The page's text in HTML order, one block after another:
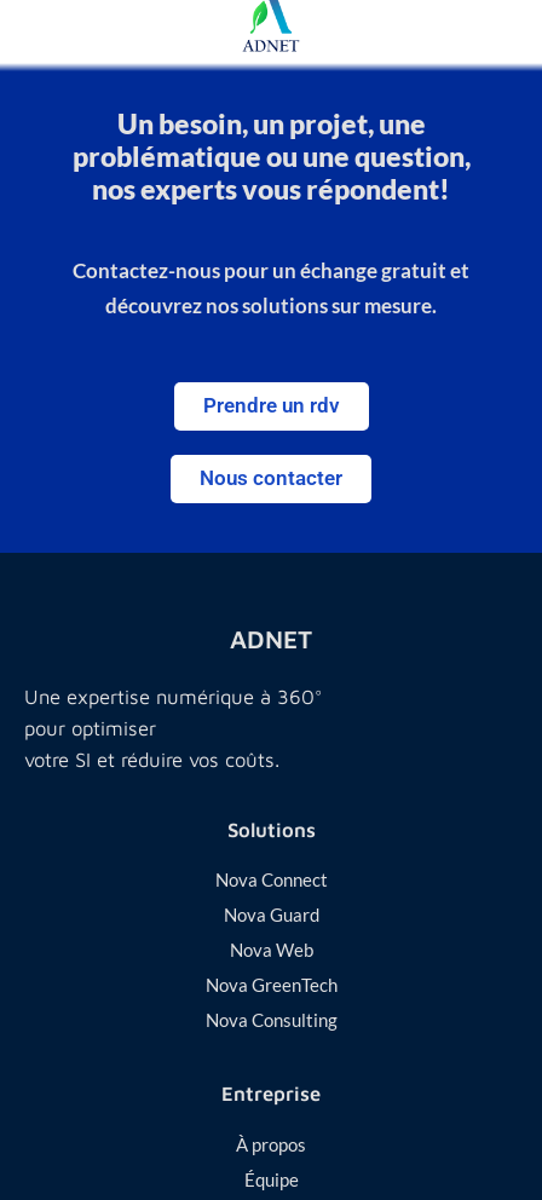
Un besoin, un projet, une
problématique ou une question,
nos experts vous répondent!
Contactez-nous pour un échange gratuit et
découvrez nos solutions sur mesure.
Prendre un rdv
Nous contacter
ADNET
Une expertise numérique à 360°
pour optimiser
votre SI et réduire vos coûts.
Solutions
Nova Connect
Nova Guard
Nova Web
Nova GreenTech
Nova Consulting
Entreprise
À propos
Équipe